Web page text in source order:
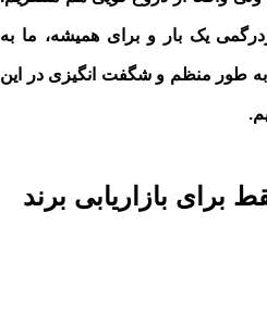
یک بار و برای همیشه، ما به
به طور منظم و شگفت انگیزی در این
برای بازاریابی برند